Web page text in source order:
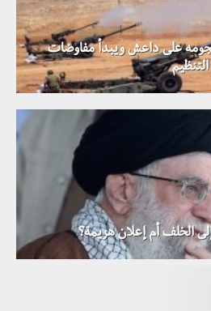
على داعش ويبدأ مفاوضات
إلى الخلف أم إعلان هزيمة؟